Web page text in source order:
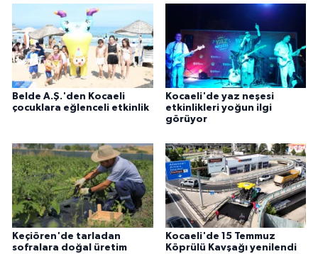
Belde A.Ş.'den Kocaeli
çocuklara eğlenceli etkinlik
Kocaeli'de yaz neşesi
etkinlikleri yoğun ilgi
görüyor
Keçiören'de tarladan
sofralara doğal üretim
Kocaeli'de 15 Temmuz
Köprülü Kavşağı yenilendi